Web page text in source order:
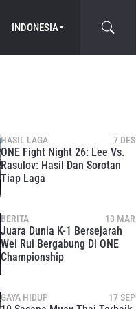
INDONESIA
HASIL LAGA 7 DES
ONE Fight Night 26: Lee Vs.
Rasulov: Hasil Dan Sorotan
Tiap Laga
BERITA 13 MAR
Juara Dunia K-1 Bersejarah
Wei Rui Bergabung Di ONE
Championship
GAYA HIDUP 17 SEP